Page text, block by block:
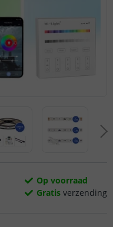
Op voorraad
Gratis verzending